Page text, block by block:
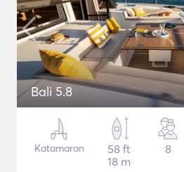
Bali 5.8
Katamaran
58 ft
18 m
8